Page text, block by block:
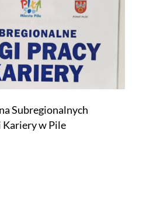
Subregionalnych
Kariery w Pile